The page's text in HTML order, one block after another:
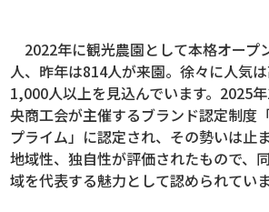
2022年に観光農園として本格オープ
人、昨年は814人が来園。徐々に人気
1,000人以上を見込んでいます。2025
央商工会が主催するブランド認定制度
プライム」に認定され、その勢いは止
地域性、独自性が評価されたもので、
域を代表する魅力として認められていま